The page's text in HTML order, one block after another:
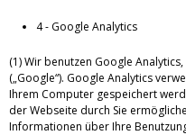
4 - Google Analytics
(1) Wir benutzen Google
(„Google“). Google Analytics
Ihrem Computer gespeichert
der Webseite durch Sie
Informationen über Ihre